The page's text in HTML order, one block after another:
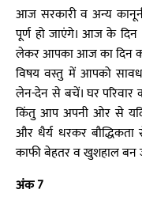
आज सरकारी व अन्य
पूर्ण हो जाएंगे। आज के दिन
लेकर आपका आज का दिन
विषय वस्तु में आपको
लेन-देन से बचें। घर परिवार
किंतु आप अपनी ओर से यदि
और धैर्य धरकर बौद्धिकता
काफी बेहतर व खुशहाल बन
अंक 7